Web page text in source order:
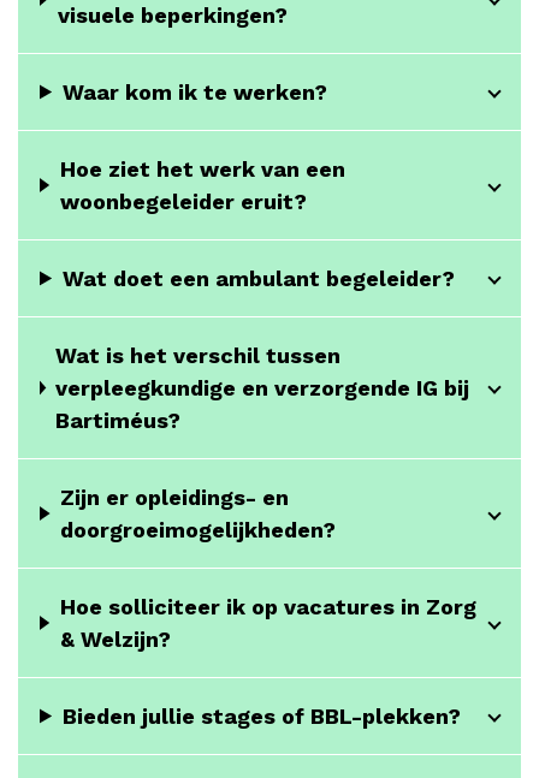
visuele beperkingen?
Waar kom ik te werken?
Hoe ziet het werk van een
woonbegeleider eruit?
Wat doet een ambulant begeleider?
Wat is het verschil tussen
verpleegkundige en verzorgende IG bij
Bartiméus?
Zijn er opleidings- en
doorgroeimogelijkheden?
Hoe solliciteer ik op vacatures in Zorg
& Welzijn?
Bieden jullie stages of BBL-plekken?